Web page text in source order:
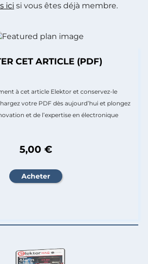
ici si vous êtes déjà membre.
CET ARTICLE (PDF)
à cet article Elektor et conservez-le
votre PDF dès aujourd’hui et plongez
et de l’expertise en électronique
5,00 €